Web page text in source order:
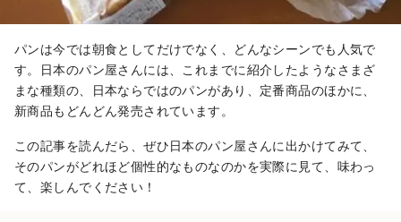
パンは今では朝食としてだけでなく、どんなシーンでも人気で
す。日本のパン屋さんには、これまでに紹介したようなさまざ
まな種類の、日本ならではのパンがあり、定番商品のほかに、
新商品もどんどん発売されています。
この記事を読んだら、ぜひ日本のパン屋さんに出かけてみて、
そのパンがどれほど個性的なものなのかを実際に見て、味わっ
て、楽しんでください！